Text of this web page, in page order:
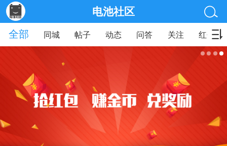
电池社区
全部
同城 帖子 动态 问答 关注 红包